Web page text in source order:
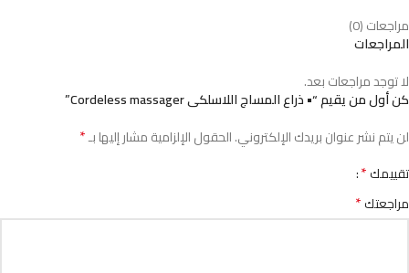
مراجعات (0)
المراجعات
لا توجد مراجعات بعد.
كن أول من يقيم “• ذراع المساج اللاسلكى Cordeless massager”
لن يتم نشر عنوان بريدك الإلكتروني.الحقول الإلزامية مشار إليها بـ*
تقييمك*
مراجعتك*